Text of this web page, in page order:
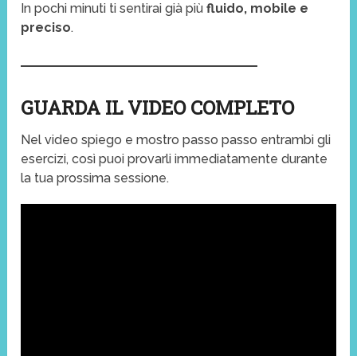
In pochi minuti ti sentirai già piùfluido, mobile e
preciso.
GUARDA IL VIDEO COMPLETO
Nel video spiego e mostro passo passo entrambi gli
esercizi, così puoi provarli immediatamente durante
la tua prossima sessione.